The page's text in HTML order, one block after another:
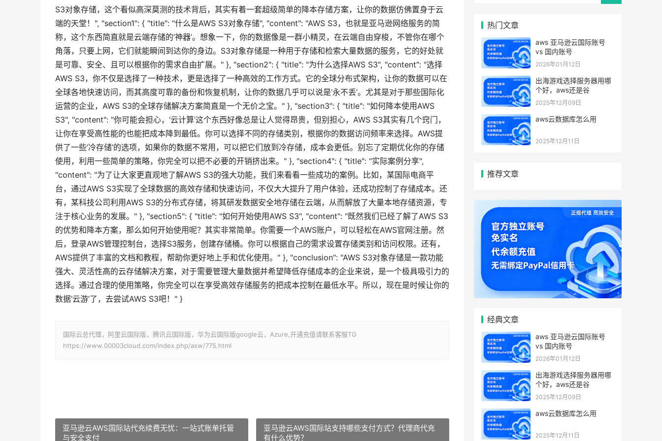
S3对象存储，这个看似高深莫测的技术背后，其实有着一套超级简单的降本存储方案，让你的数据仿佛置身于云
端的天堂！", "section1": { "title": "什么是AWS S3对象存储", "content": "AWS S3，也就是亚马逊网络服务的简
称，这个东西简直就是云端存储的‘神器’。想象一下，你的数据像是一群小精灵，在云端自由穿梭，不管你在哪个
角落，只要上网，它们就能瞬间到达你的身边。S3对象存储是一种用于存储和检索大量数据的服务，它的好处就
是可靠、安全、且可以根据你的需求自由扩展。" }, "section2": { "title": "为什么选择AWS S3", "content": "选择
AWS S3，你不仅是选择了一种技术，更是选择了一种高效的工作方式。它的全球分布式架构，让你的数据可以在
全球各地快速访问，而其高度可靠的备份和恢复机制，让你的数据几乎可以说是‘永不丢’。尤其是对于那些国际化
运营的企业，AWS S3的全球存储解决方案简直是一个无价之宝。" }, "section3": { "title": "如何降本使用AWS
S3", "content": "你可能会担心，‘云计算’这个东西好像总是让人觉得昂贵，但别担心，AWS S3其实有几个窍门，
让你在享受高性能的也能把成本降到最低。你可以选择不同的存储类别，根据你的数据访问频率来选择。AWS提
供了一些‘冷存储’的选项，如果你的数据不常用，可以把它们放到冷存储，成本会更低。别忘了定期优化你的存储
使用，利用一些简单的策略，你完全可以把不必要的开销挤出来。" }, "section4": { "title": "实际案例分享",
"content": "为了让大家更直观地了解AWS S3的强大功能，我们来看看一些成功的案例。比如，某国际电商平
台，通过AWS S3实现了全球数据的高效存储和快速访问，不仅大大提升了用户体验，还成功控制了存储成本。还
有，某科技公司利用AWS S3的分布式存储，将其研发数据安全地存储在云端，从而解放了大量本地存储资源，专
注于核心业务的发展。" }, "section5": { "title": "如何开始使用AWS S3", "content": "既然我们已经了解了AWS S3
的优势和降本方案，那么如何开始使用呢？其实非常简单。你需要一个AWS账户，可以轻松在AWS官网注册。然
后，登录AWS管理控制台，选择S3服务，创建存储桶。你可以根据自己的需求设置存储类别和访问权限。还有，
AWS提供了丰富的文档和教程，帮助你更好地上手和优化使用。" }, "conclusion": "AWS S3对象存储是一款功能
强大、灵活性高的云存储解决方案，对于需要管理大量数据并希望降低存储成本的企业来说，是一个极具吸引力的
选择。通过合理的使用策略，你完全可以在享受高效存储服务的把成本控制在最低水平。所以，现在是时候让你的
数据‘云游’了，去尝试AWS S3吧！" }
国际云总代理，阿里云国际版，腾讯云国际版，华为云国际版google云，Azure,开通充值请联系客服TG
https://www.00003cloud.com/index.php/asw/775.html
亚马逊云AWS国际站代充续费无忧：一站式账单托管
与安全支付
亚马逊云AWS国际站支持哪些支付方式？代理商代充
有什么优势？
热门文章
aws 亚马逊云国际账号
vs 国内账号
2026年01月12日
出海游戏选择服务器用哪
个好，aws还是谷
2025年12月09日
aws云数据库怎么用
2025年12月11日
推荐文章
经典文章
aws 亚马逊云国际账号
vs 国内账号
2026年01月12日
出海游戏选择服务器用哪
个好，aws还是谷
2025年12月09日
aws云数据库怎么用
2025年12月11日